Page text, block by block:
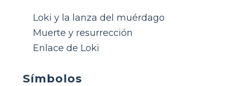
Loki y la lanza del muérdago
Muerte y resurrección
Enlace de Loki
Símbolos